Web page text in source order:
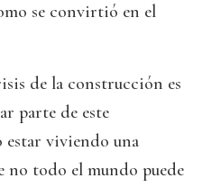
se convirtió en el
de la construcción es
parte de este
viviendo una
no todo el mundo puede